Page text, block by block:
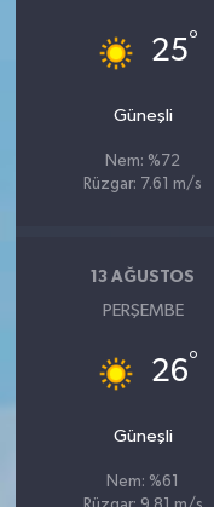
25°
Güneşli
Nem: %72
Rüzgar: 7.61 m/s
13 AĞUSTOS
PERŞEMBE
26°
Güneşli
Nem: %61